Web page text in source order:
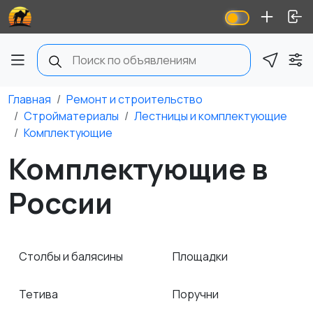
Главная
Ремонт и строительство
Стройматериалы
Лестницы и комплектующие
Комплектующие
Комплектующие в
России
Столбы и балясины
Тетива
Площадки
Поручни